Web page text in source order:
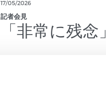
17/05/2026
記者会見
「非常に残念」